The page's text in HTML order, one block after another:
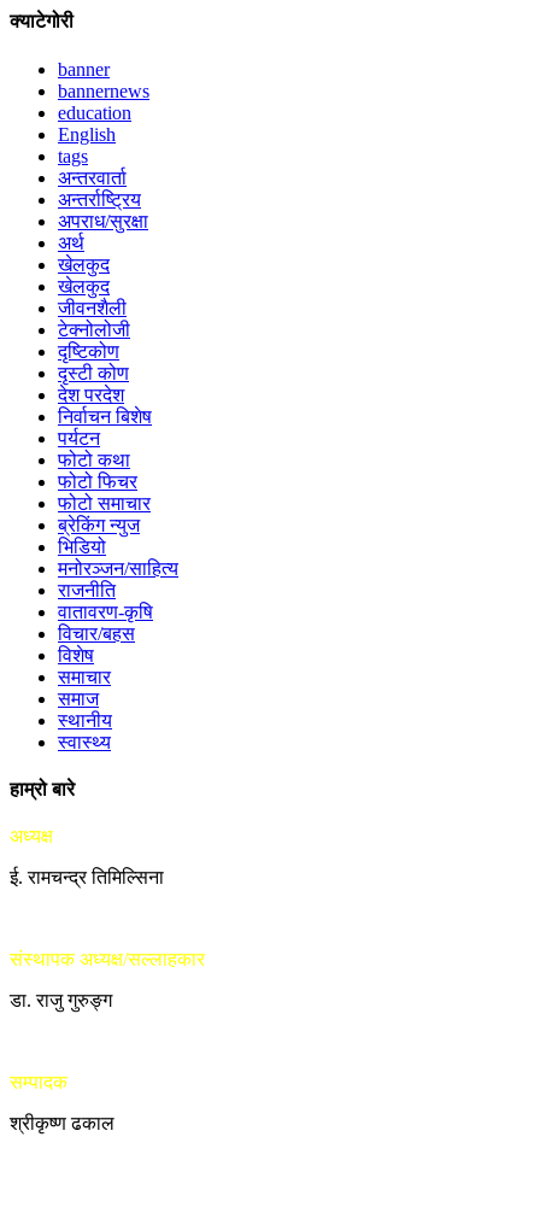
क्याटेगोरी
banner
bannernews
education
English
tags
अन्तरवार्ता
अन्तर्राष्ट्रिय
अपराध/सुरक्षा
अर्थ
खेलकुद
खेलकुद
जीवनशैली
टेक्नोलोजी
दृष्टिकोण
दृस्टी कोण
देश परदेश
निर्वाचन बिशेष
पर्यटन
फोटो कथा
फोटो फिचर
फोटो समाचार
ब्रेकिंग न्युज
भिडियो
मनोरञ्जन/साहित्य
राजनीति
वातावरण-कृषि
विचार/बहस
विशेष
समाचार
समाज
स्थानीय
स्वास्थ्य
हाम्रो बारे
अध्यक्ष
ई. रामचन्द्र तिमिल्सिना
संस्थापक अध्यक्ष/सल्लाहकार
डा. राजु गुरुङ्ग
सम्पादक
श्रीकृष्ण ढकाल